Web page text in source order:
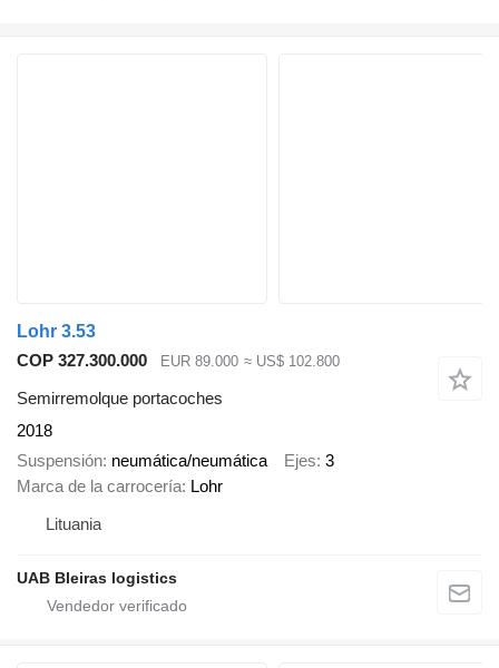
Lohr 3.53
COP 327.300.000
EUR 89.000 ≈ US$ 102.800
Semirremolque portacoches
2018
Suspensión neumática/neumática Ejes 3
Marca de la carrocería Lohr
Lituania
UAB Bleiras logistics